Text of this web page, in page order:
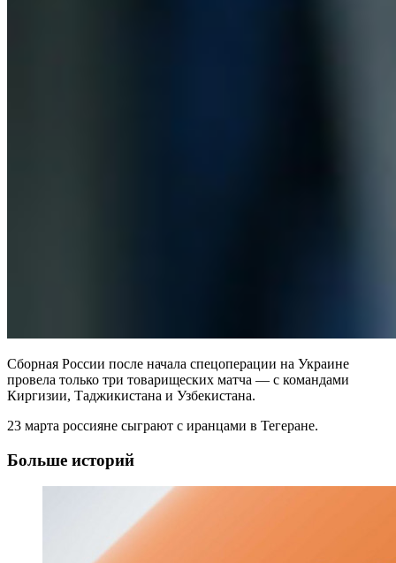
Сборная России после начала спецоперации на Украине
провела только три товарищеских матча — с командами
Киргизии, Таджикистана и Узбекистана.
23 марта россияне сыграют с иранцами в Тегеране.
Больше историй